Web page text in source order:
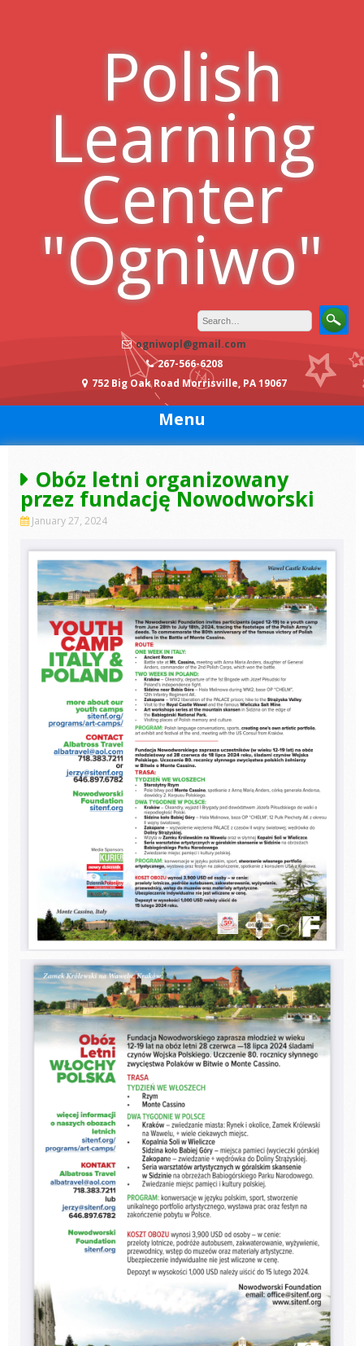
Polish
Learning
Center
"Ogniwo"
ogniwopl@gmail.com
267-566-6208
752 Big Oak Road Morrisville, PA 19067
Menu
Obóz letni organizowany
przez fundację Nowodworski
January 27, 2024